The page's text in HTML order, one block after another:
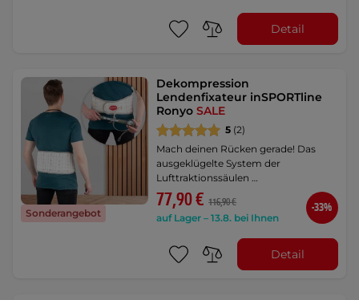
Detail
Sonderangebot
Dekompression
Lendenfixateur inSPORTline
RonyoSALE
5 (2)
Mach deinen Rücken gerade! Das
ausgeklügelte System der
Lufttraktionssäulen …
77,90 € 116,90 €
auf Lager – 13.8. bei Ihnen
-33%
Detail